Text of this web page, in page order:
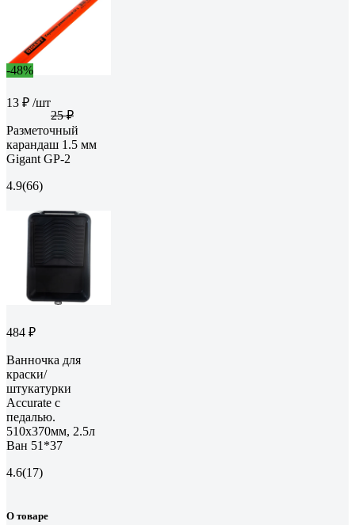
-48%
13 ₽ /шт
25 ₽
Разметочный
карандаш 1.5 мм
Gigant GP-2
4.9(66)
484 ₽
Ванночка для
краски/
штукатурки
Accurate с
педалью.
510х370мм, 2.5л
Ван 51*37
4.6(17)
О товаре